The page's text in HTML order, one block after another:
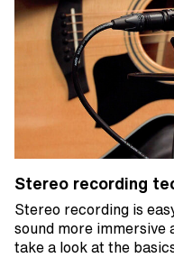
Stereo recording
Stereo recording is
sound more immersive
take a look at the